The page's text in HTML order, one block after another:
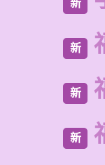
新
新
新
新